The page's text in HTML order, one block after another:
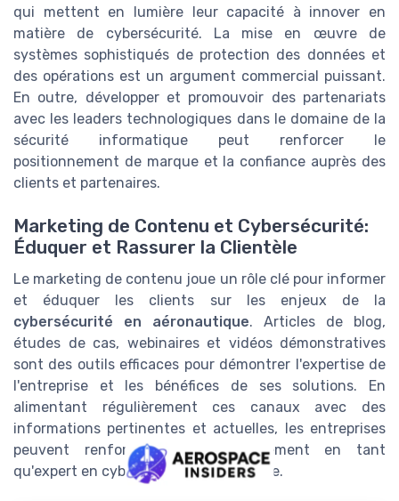
qui mettent en lumière leur capacité à innover en
matière de cybersécurité. La mise en œuvre de
systèmes sophistiqués de protection des données et
des opérations est un argument commercial puissant.
En outre, développer et promouvoir des partenariats
avec les leaders technologiques dans le domaine de la
sécurité informatique peut renforcer le
positionnement de marque et la confiance auprès des
clients et partenaires.
Marketing de Contenu et Cybersécurité:
Éduquer et Rassurer la Clientèle
Le marketing de contenu joue un rôle clé pour informer
et éduquer les clients sur les enjeux de la
cybersécurité en aéronautique. Articles de blog,
études de cas, webinaires et vidéos démonstratives
sont des outils efficaces pour démontrer l'expertise de
l'entreprise et les bénéfices de ses solutions. En
alimentant régulièrement ces canaux avec des
informations pertinentes et actuelles, les entreprises
peuvent renforcer leur positionnement en tant
qu'expert en cybersécurité aérospatiale.